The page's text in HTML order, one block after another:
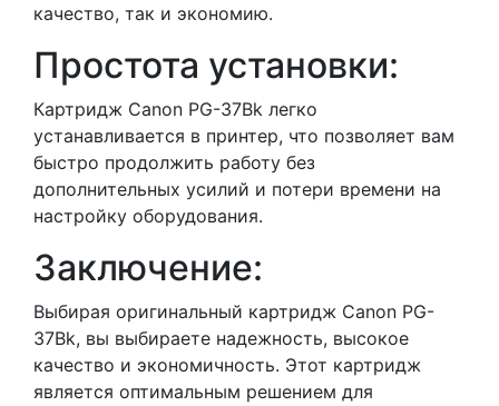
качество, так и экономию.
Простота установки:
Картридж Canon PG-37Bk легко
устанавливается в принтер, что позволяет вам
быстро продолжить работу без
дополнительных усилий и потери времени на
настройку оборудования.
Заключение:
Выбирая оригинальный картридж Canon PG-
37Bk, вы выбираете надежность, высокое
качество и экономичность. Этот картридж
является оптимальным решением для